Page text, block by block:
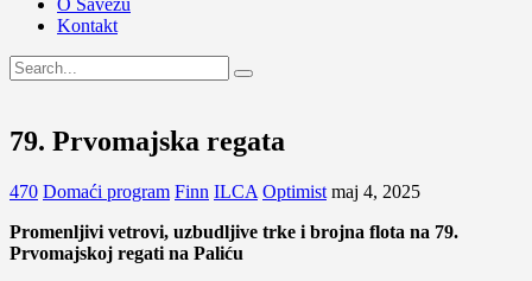
O Savezu
Kontakt
79. Prvomajska regata
470 Domaći program Finn ILCA Optimist maj 4, 2025
Promenljivi vetrovi, uzbudljive trke i brojna flota na 79.
Prvomajskoj regati na Paliću